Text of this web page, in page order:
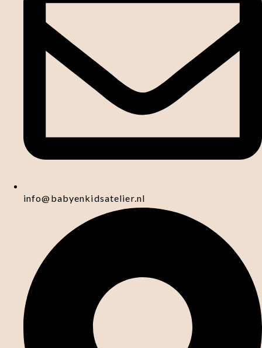
info@babyenkidsatelier.nl